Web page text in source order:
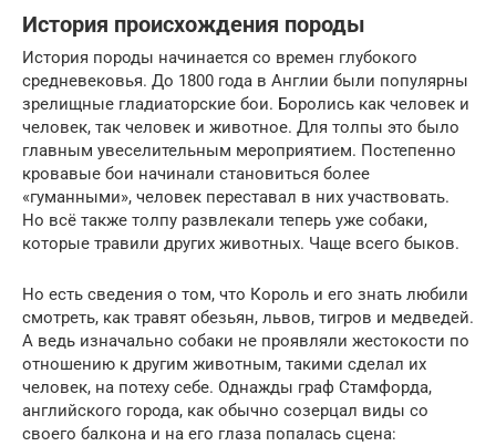
История происхождения породы
История породы начинается со времен глубокого
средневековья. До 1800 года в Англии были популярны
зрелищные гладиаторские бои. Боролись как человек и
человек, так человек и животное. Для толпы это было
главным увеселительным мероприятием. Постепенно
кровавые бои начинали становиться более
«гуманными», человек переставал в них участвовать.
Но всё также толпу развлекали теперь уже собаки,
которые травили других животных. Чаще всего быков.
Но есть сведения о том, что Король и его знать любили
смотреть, как травят обезьян, львов, тигров и медведей.
А ведь изначально собаки не проявляли жестокости по
отношению к другим животным, такими сделал их
человек, на потеху себе. Однажды граф Стамфорда,
английского города, как обычно созерцал виды со
своего балкона и на его глаза попалась сцена: